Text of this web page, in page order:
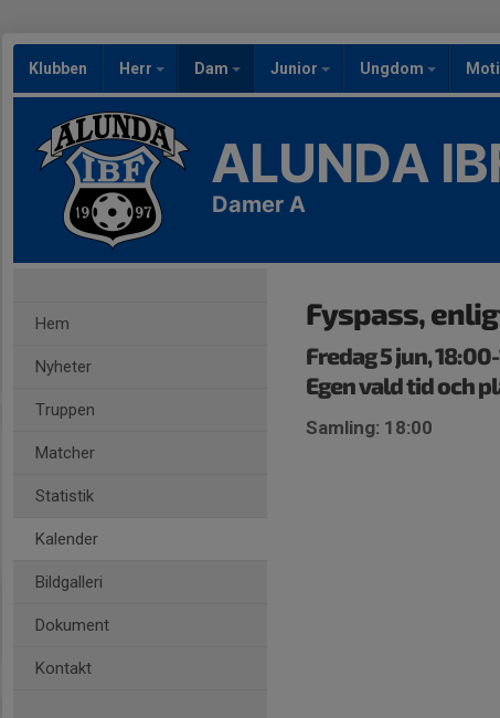
Klubben Herr Dam Junior Ungdom
ALUNDA
Damer A
Hem
Nyheter
Truppen
Matcher
Statistik
Kalender
Bildgalleri
Dokument
Kontakt
Fyspass,
Fredag 5 jun,
Egen vald tid och
Samling: 18:00